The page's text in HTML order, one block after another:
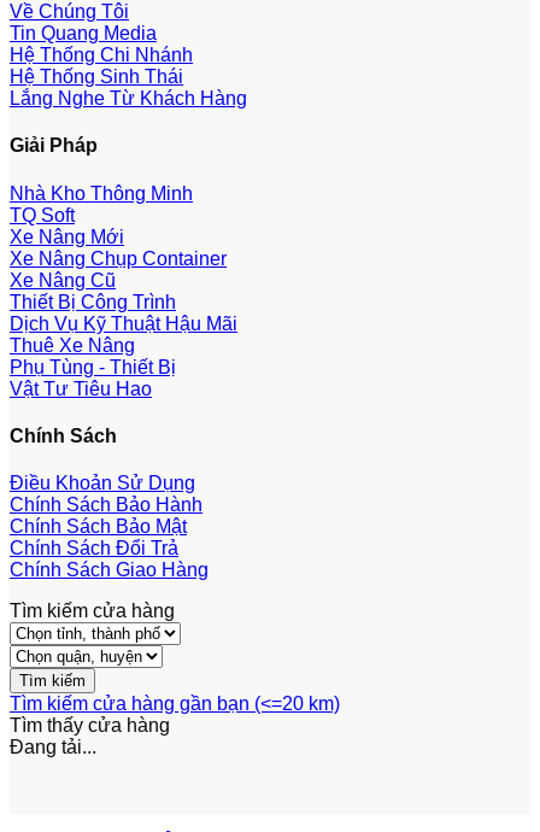
Về Chúng Tôi
Tin Quang Media
Hệ Thống Chi Nhánh
Hệ Thống Sinh Thái
Lắng Nghe Từ Khách Hàng
Giải Pháp
Nhà Kho Thông Minh
TQ Soft
Xe Nâng Mới
Xe Nâng Chụp Container
Xe Nâng Cũ
Thiết Bị Công Trình
Dịch Vụ Kỹ Thuật Hậu Mãi
Thuê Xe Nâng
Phụ Tùng - Thiết Bị
Vật Tư Tiêu Hao
Chính Sách
Điều Khoản Sử Dụng
Chính Sách Bảo Hành
Chính Sách Bảo Mật
Chính Sách Đổi Trả
Chính Sách Giao Hàng
Tìm kiếm cửa hàng
Tìm kiếm cửa hàng gần bạn (<=20 km)
Tìm thấy cửa hàng
Đang tải...